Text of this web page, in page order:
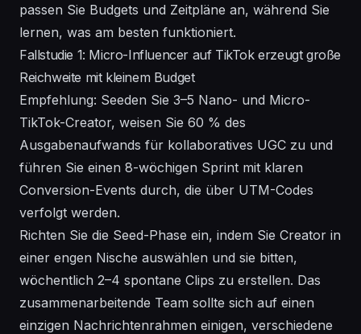
passen Sie Budgets und Zeitpläne an, während Sie
lernen, was am besten funktioniert.
Fallstudie 1: Micro-Influencer auf TikTok erzeugt große
Reichweite mit kleinem Budget
Empfehlung: Seeden Sie 3–5 Nano- und Micro-
TikTok-Creator, weisen Sie 60 % des
Ausgabenaufwands für kollaboratives UGC zu und
führen Sie einen 8-wöchigen Sprint mit klaren
Conversion-Events durch, die über UTM-Codes
verfolgt werden.
Richten Sie die Seed-Phase ein, indem Sie Creator in
einer engen Nische auswählen und sie bitten,
wöchentlich 2–4 spontane Clips zu erstellen. Das
zusammenarbeitende Team sollte sich auf einen
einzigen Nachrichtenrahmen einigen, verschiedene